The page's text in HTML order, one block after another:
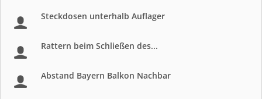
Steckdosen unterhalb Auflager
Rattern beim Schließen des...
Abstand Bayern Balkon Nachbar